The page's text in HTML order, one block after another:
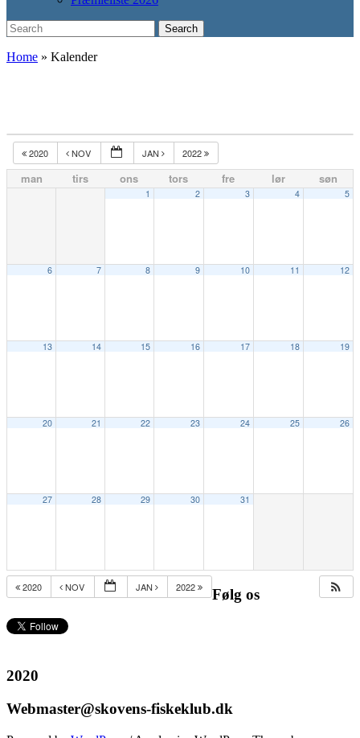
Search
for:
Search
Home » Kalender
2020 NOV JAN 2022
man tirs ons tors fre lør søn
1 2 3 4 5
6 7 8 9 10 11 12
13 14 15 16 17 18 19
20 21 22 23 24 25 26
27 28 29 30 31
2020 NOV JAN 2022 Følg os
2020
Webmaster@skovens-fiskeklub.dk